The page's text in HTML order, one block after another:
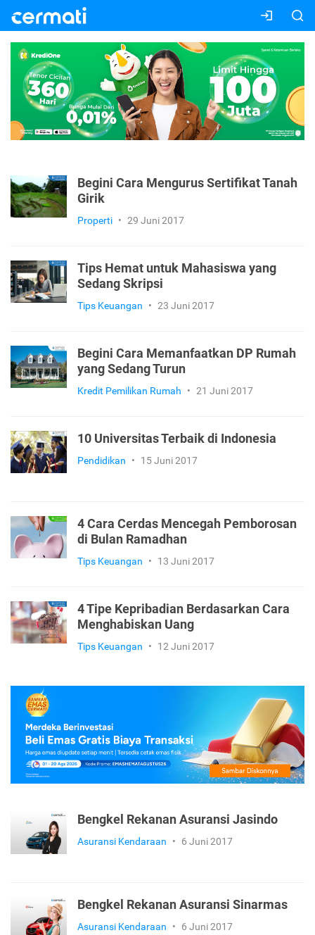
Begini Cara Mengurus Sertifikat Tanah
Girik
Properti • 29 Juni 2017
Tips Hemat untuk Mahasiswa yang
Sedang Skripsi
Tips Keuangan • 23 Juni 2017
Begini Cara Memanfaatkan DP Rumah
yang Sedang Turun
Kredit Pemilikan Rumah • 21 Juni 2017
10 Universitas Terbaik di Indonesia
Pendidikan • 15 Juni 2017
4 Cara Cerdas Mencegah Pemborosan
di Bulan Ramadhan
Tips Keuangan • 13 Juni 2017
4 Tipe Kepribadian Berdasarkan Cara
Menghabiskan Uang
Tips Keuangan • 12 Juni 2017
Bengkel Rekanan Asuransi Jasindo
Asuransi Kendaraan • 6 Juni 2017
Bengkel Rekanan Asuransi Sinarmas
Asuransi Kendaraan • 6 Juni 2017